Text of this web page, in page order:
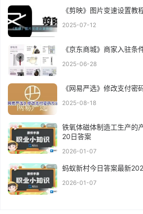
《剪映》图片变速设置教
2025-07-12
《京东商城》商家入驻条
2025-06-28
《网易严选》修改支付密
2025-08-18
铁氧体磁体制造工生产的
20日答案
2026-01-07
蚂蚁新村今日答案最新
2026-01-07